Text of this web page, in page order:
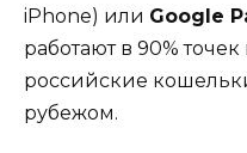
iPhone) или Google
работают в 90%
российские
рубежом.